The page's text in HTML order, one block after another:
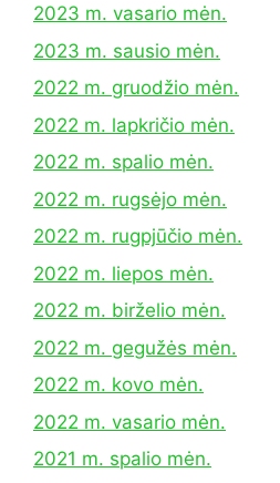
2023 m. vasario mėn.
2023 m. sausio mėn.
2022 m. gruodžio mėn.
2022 m. lapkričio mėn.
2022 m. spalio mėn.
2022 m. rugsėjo mėn.
2022 m. rugpjūčio mėn.
2022 m. liepos mėn.
2022 m. birželio mėn.
2022 m. gegužės mėn.
2022 m. kovo mėn.
2022 m. vasario mėn.
2021 m. spalio mėn.